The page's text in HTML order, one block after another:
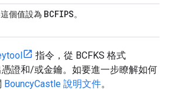
個值設為 BCFIPS。
指令，從 BCFKS 格式
證和/或金鑰。如要進一步瞭解如何
BouncyCastle 說明文件。